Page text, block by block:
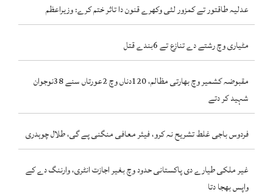
عدلیہ طاقتور تے کمزور لئی وکھرے قنون دا تاثر ختم کرے: وزیراعظم
مٹیاری وچ رشتے دے تنازع تے 6بندے قتل
مقبوضہ کشمیر وچ بھارتی مظالم، 120دناں وچ 2عورتاں سنے 38نوجوان
شہید کر دتے
فردوس باجی غلط تشریح نہ کرو، فیئر معافی منگنی پے گی، طلال چوہدری
غیر ملکی طیارے دی پاکستانی حدود وچ بغیر اجازت انٹری، وارننگ دے کے
واپس بھجا دتا